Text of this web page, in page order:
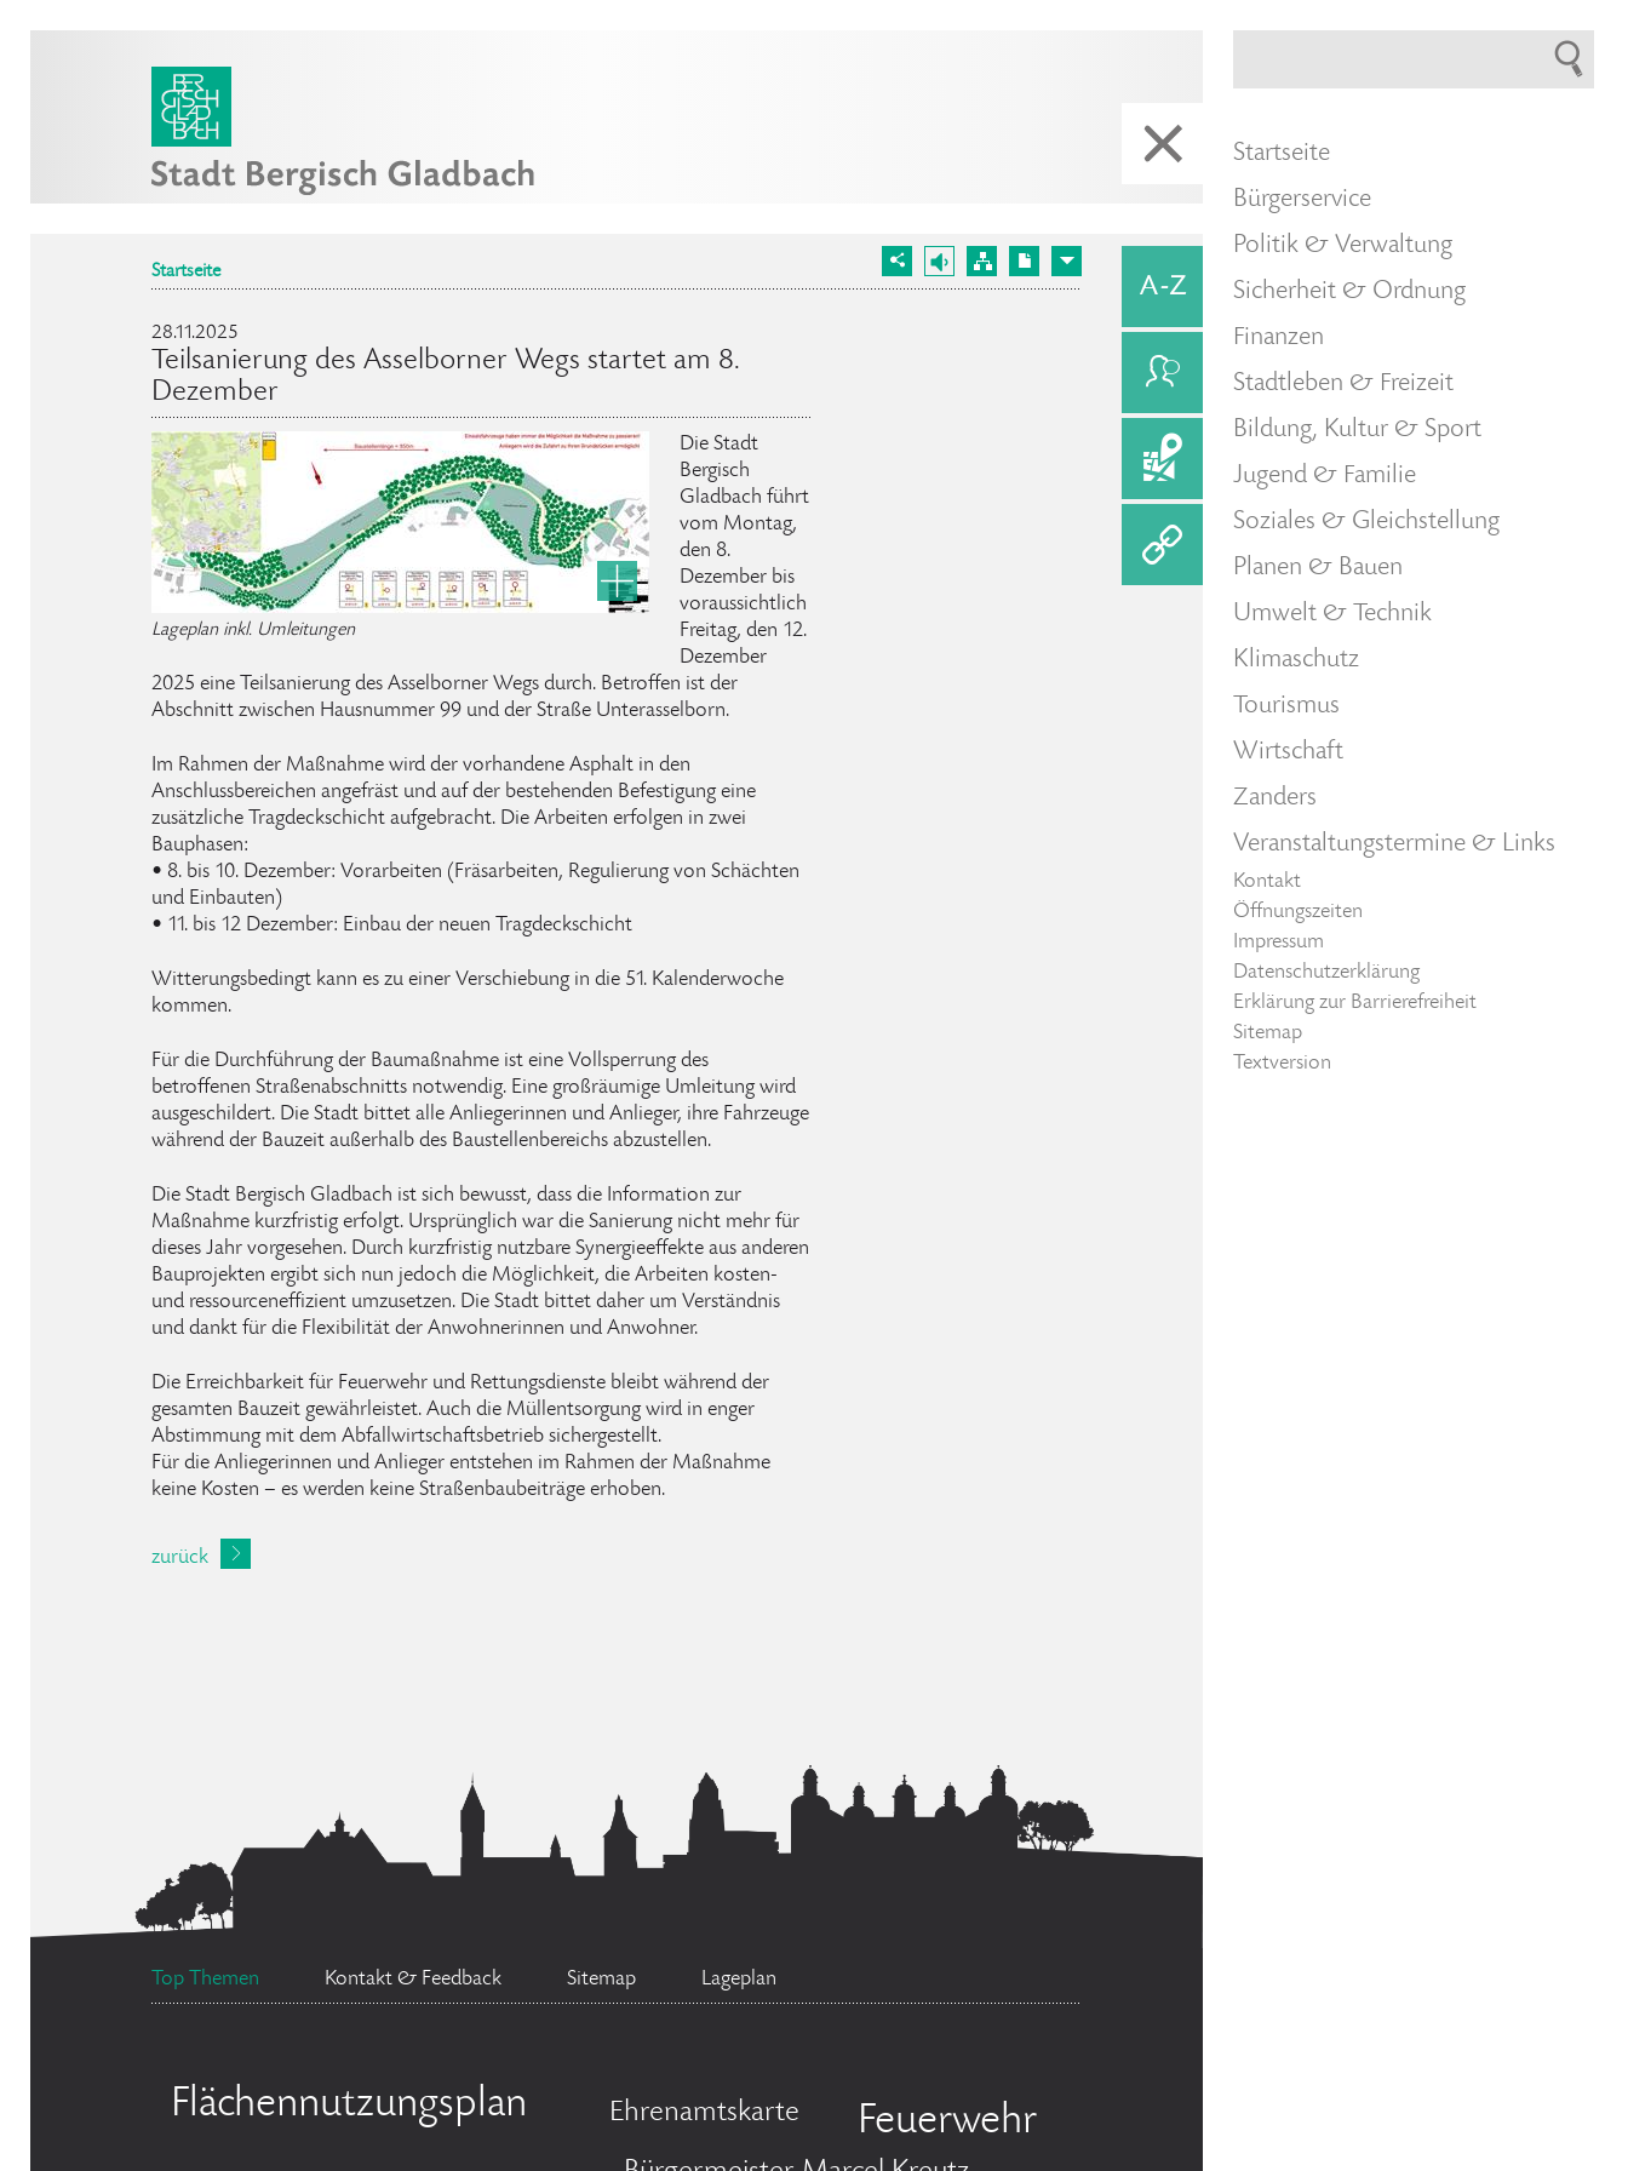
Startseite
28.11.2025
Teilsanierung des Asselborner Wegs startet am 8.
Dezember
Lageplan inkl. Umleitungen
Die Stadt
Bergisch
Gladbach führt
vom Montag,
den 8.
Dezember bis
voraussichtlich
Freitag, den 12.
Dezember
2025 eine Teilsanierung des Asselborner Wegs durch. Betroffen ist der
Abschnitt zwischen Hausnummer 99 und der Straße Unterasselborn.
Im Rahmen der Maßnahme wird der vorhandene Asphalt in den
Anschlussbereichen angefräst und auf der bestehenden Befestigung eine
zusätzliche Tragdeckschicht aufgebracht. Die Arbeiten erfolgen in zwei
Bauphasen:
• 8. bis 10. Dezember: Vorarbeiten (Fräsarbeiten, Regulierung von Schächten
und Einbauten)
• 11. bis 12 Dezember: Einbau der neuen Tragdeckschicht
Witterungsbedingt kann es zu einer Verschiebung in die 51. Kalenderwoche
kommen.
Für die Durchführung der Baumaßnahme ist eine Vollsperrung des
betroffenen Straßenabschnitts notwendig. Eine großräumige Umleitung wird
ausgeschildert. Die Stadt bittet alle Anliegerinnen und Anlieger, ihre Fahrzeuge
während der Bauzeit außerhalb des Baustellenbereichs abzustellen.
Die Stadt Bergisch Gladbach ist sich bewusst, dass die Information zur
Maßnahme kurzfristig erfolgt. Ursprünglich war die Sanierung nicht mehr für
dieses Jahr vorgesehen. Durch kurzfristig nutzbare Synergieeffekte aus anderen
Bauprojekten ergibt sich nun jedoch die Möglichkeit, die Arbeiten kosten-
und ressourceneffizient umzusetzen. Die Stadt bittet daher um Verständnis
und dankt für die Flexibilität der Anwohnerinnen und Anwohner.
Die Erreichbarkeit für Feuerwehr und Rettungsdienste bleibt während der
gesamten Bauzeit gewährleistet. Auch die Müllentsorgung wird in enger
Abstimmung mit dem Abfallwirtschaftsbetrieb sichergestellt.
Für die Anliegerinnen und Anlieger entstehen im Rahmen der Maßnahme
keine Kosten – es werden keine Straßenbaubeiträge erhoben.
zurück
Top Themen Kontakt & Feedback Sitemap Lageplan
Flächennutzungsplan Ehrenamtskarte Feuerwehr
Startseite
Bürgerservice
Politik & Verwaltung
Sicherheit & Ordnung
Finanzen
Stadtleben & Freizeit
Bildung, Kultur & Sport
Jugend & Familie
Soziales & Gleichstellung
Planen & Bauen
Umwelt & Technik
Klimaschutz
Tourismus
Wirtschaft
Zanders
Veranstaltungstermine & Links
Kontakt
Öffnungszeiten
Impressum
Datenschutzerklärung
Erklärung zur Barrierefreiheit
Sitemap
Textversion